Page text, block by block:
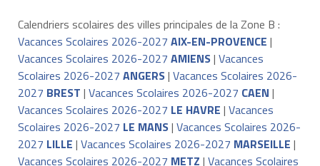
Calendriers scolaires des villes principales de la Zone B :
Vacances Scolaires 2026-2027 AIX-EN-PROVENCE |
Vacances Scolaires 2026-2027 AMIENS| Vacances
Scolaires 2026-2027 ANGERS| Vacances Scolaires 2026-
2027 BREST | Vacances Scolaires 2026-2027 CAEN |
Vacances Scolaires 2026-2027 LE HAVRE | Vacances
Scolaires 2026-2027 LE MANS| Vacances Scolaires 2026-
2027 LILLE | Vacances Scolaires 2026-2027 MARSEILLE |
Vacances Scolaires 2026-2027 METZ | Vacances Scolaires